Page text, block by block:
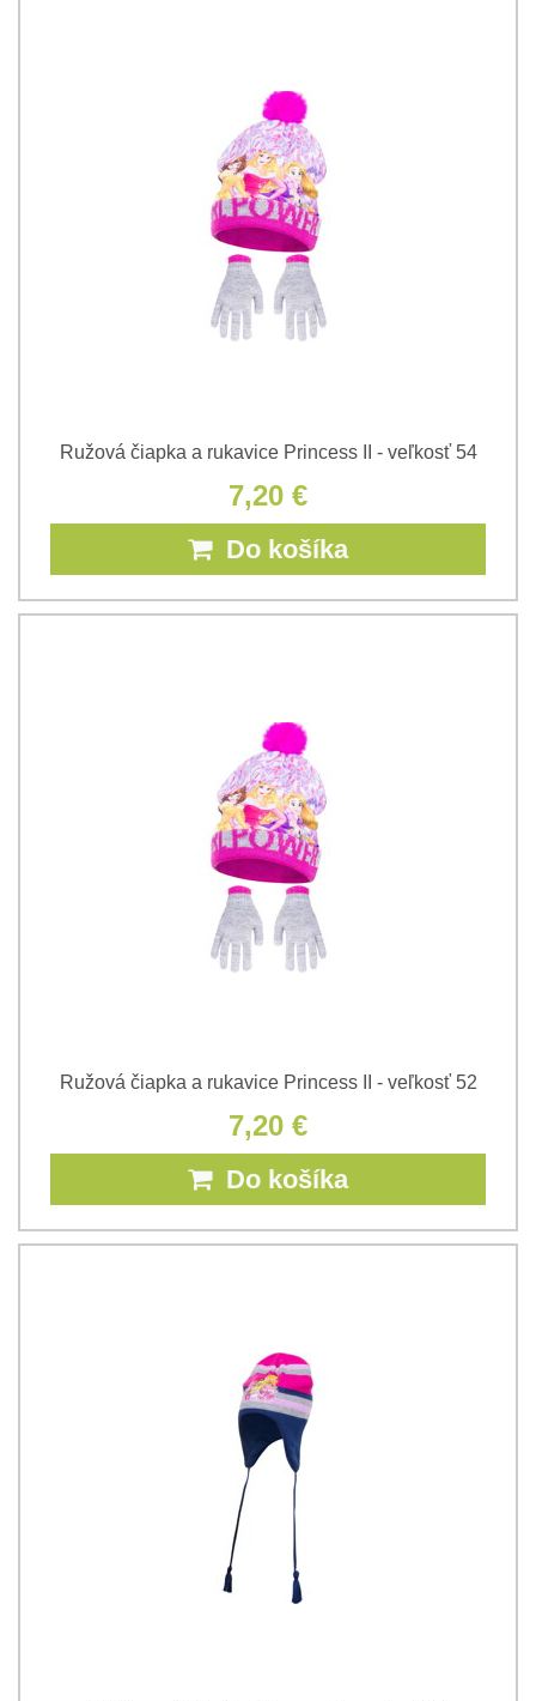
Ružová čiapka a rukavice Princess II - veľkosť 54
7,20 €
Do košíka
Ružová čiapka a rukavice Princess II - veľkosť 52
7,20 €
Do košíka